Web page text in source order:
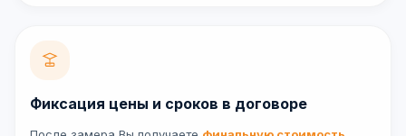
Фиксация цены и сроков в договоре